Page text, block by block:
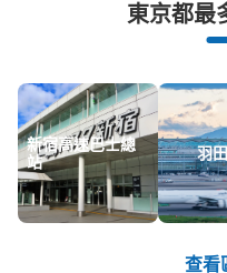
可保管的行李數
中等的: 3/ ¥300小的:15/ ¥200
付款方式
發生行李破損
東京都最
新宿高速巴士總
站
羽
查看